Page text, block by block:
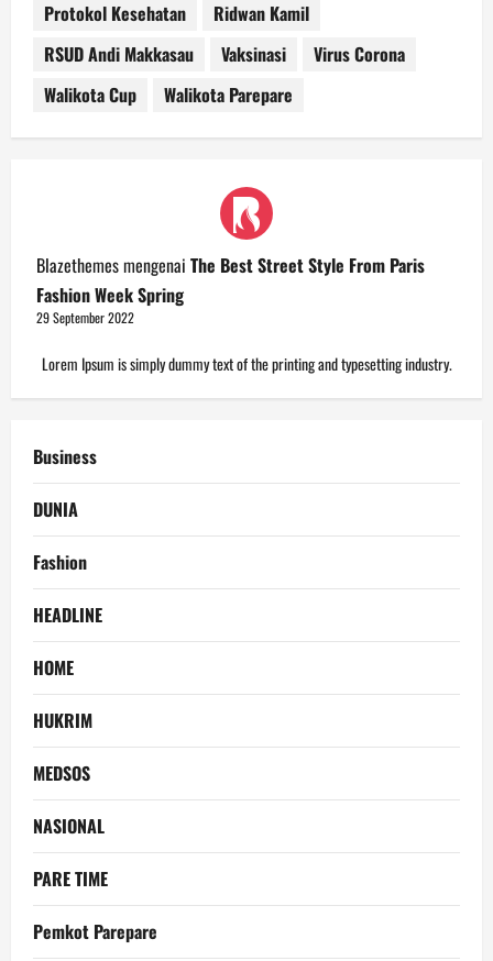
Protokol Kesehatan
Ridwan Kamil
RSUD Andi Makkasau
Vaksinasi
Virus Corona
Walikota Cup
Walikota Parepare
Blazethemesmengenai The Best Street Style From Paris
Fashion Week Spring
29 September 2022
Lorem Ipsum is simply dummy text of the printing and typesetting industry.
Business
DUNIA
Fashion
HEADLINE
HOME
HUKRIM
MEDSOS
NASIONAL
PARE TIME
Pemkot Parepare